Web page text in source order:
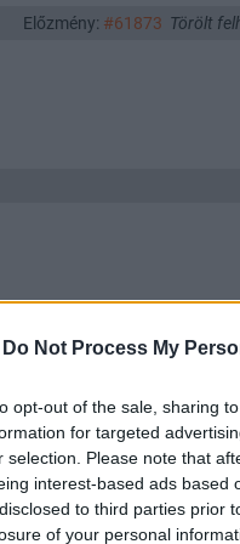
Do Not Process My
opt-out of the sale, sharing
for targeted
selection. Please note that
interest-based ads based
to third parties prior
of your personal
Előzmény: #61873 Törölt
Előzmény:#61870
menüt az Appeninn
Előzmény:#61870